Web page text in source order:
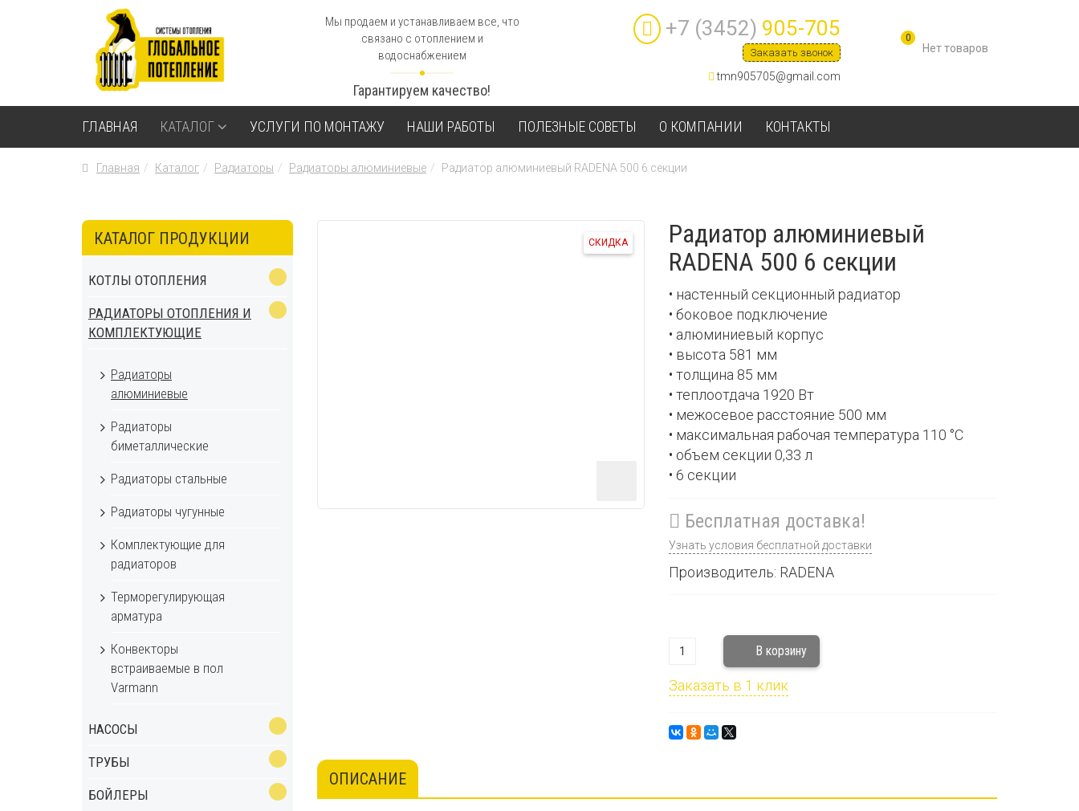
Мы продаем и устанавливаем все, что
связано с отоплением и
водоснабжением
Гарантируем качество!
+7 (3452) 905-705
Заказать звонок
tmn905705@gmail.com
0
ГЛАВНАЯ КАТАЛОГ УСЛУГИ ПО МОНТАЖУ НАШИ РАБОТЫ ПОЛЕЗНЫЕ СОВЕТЫ О КОМПАНИИ КОНТАКТЫ
Главная Каталог Радиаторы Радиаторы алюминиевые Радиатор алюминиевый RADENA 500 6 секции
СКИДКА
Радиатор алюминиевый
RADENA 500 6 секции
• настенный секционный радиатор
• боковое подключение
• алюминиевый корпус
• высота 581 мм
• толщина 85 мм
• теплоотдача 1920 Вт
• межосевое расстояние 500 мм
• максимальная рабочая температура 110 °С
• объем секции 0,33 л
• 6 секции
Бесплатная доставка!
Узнать условия бесплатной доставки
Производитель: RADENA
Заказать в 1 клик
ОПИСАНИЕ
КАТАЛОГ ПРОДУКЦИИ
КОТЛЫ ОТОПЛЕНИЯ
РАДИАТОРЫ ОТОПЛЕНИЯ И
КОМПЛЕКТУЮЩИЕ
Радиаторы
алюминиевые
Радиаторы
биметаллические
Радиаторы стальные
Радиаторы чугунные
Комплектующие для
радиаторов
Терморегулирующая
арматура
Конвекторы
встраиваемые в пол
Varmann
НАСОСЫ
ТРУБЫ
БОЙЛЕРЫ